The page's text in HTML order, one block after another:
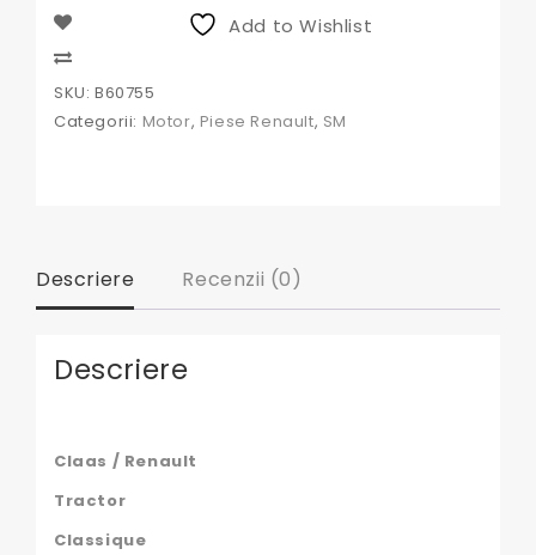
Renault
Add to Wishlist
SKU: B60755
Categorii: Motor, Piese Renault, SM
Descriere Recenzii (0)
Descriere
Claas / Renault
Tractor
Classique